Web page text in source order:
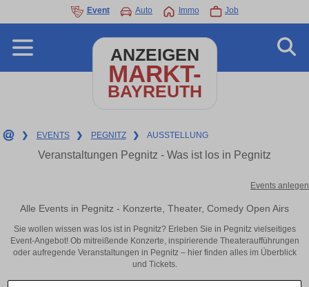
Event Auto Immo Job
ANZEIGEN
MARKT-
BAYREUTH
❯ EVENTS ❯ PEGNITZ ❯ AUSSTELLUNG
Veranstaltungen Pegnitz - Was ist los in Pegnitz
Events anlegen
Alle Events in Pegnitz - Konzerte, Theater, Comedy Open Airs
Sie wollen wissen was los ist in Pegnitz? Erleben Sie in Pegnitz vielseitiges
Event-Angebot! Ob mitreißende Konzerte, inspirierende Theateraufführungen
oder aufregende Veranstaltungen in Pegnitz – hier finden alles im Überblick
und Tickets.